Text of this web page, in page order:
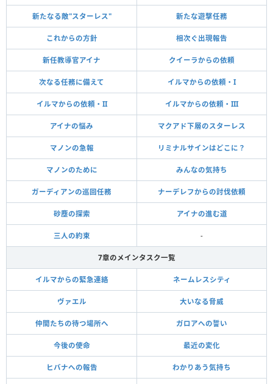
新たなる敵"スターレス" 新たな遊撃任務
これからの方針 相次ぐ出現報告
新任教導官アイナ クイーラからの依頼
次なる任務に備えて イルマからの依頼・I
イルマからの依頼・II イルマからの依頼・III
アイナの悩み マクアド下層のスターレス
マノンの急報 リミナルサインはどこに？
マノンのために みんなの気持ち
ガーディアンの巡回任務 ナーデレフからの討伐依頼
砂塵の探索 アイナの進む道
三人の約束 -
7章のメインタスク一覧
イルマからの緊急連絡 ネームレスシティ
ヴァエル 大いなる脅威
仲間たちの待つ場所へ ガロアへの誓い
今後の使命 最近の変化
ヒバナへの報告 わかりあう気持ち